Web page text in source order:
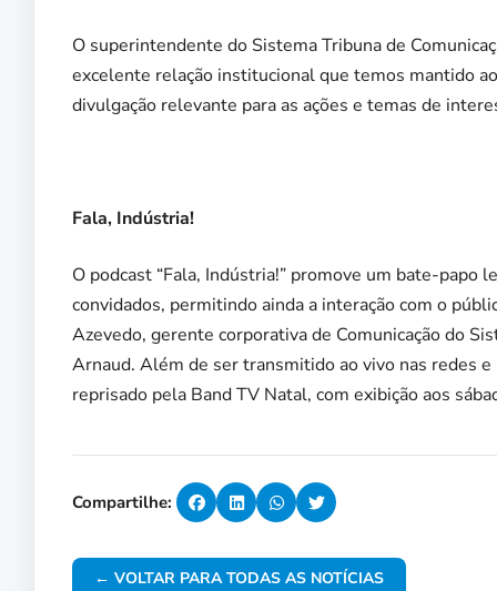
O superintendente do Sistema Tribuna de
excelente relação institucional que temos mantido
divulgação relevante para as ações e temas de
Fala, Indústria!
O podcast “Fala, Indústria!” promove um bate-
convidados, permitindo ainda a interação com o
Azevedo, gerente corporativa de Comunicação do
Arnaud. Além de ser transmitido ao vivo nas redes e
reprisado pela Band TV Natal, com exibição aos
Compartilhe:
← VOLTAR PARA TODAS AS NOTÍCIAS